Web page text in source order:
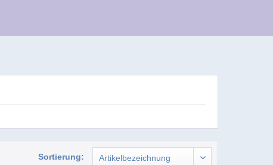
Sortierung: